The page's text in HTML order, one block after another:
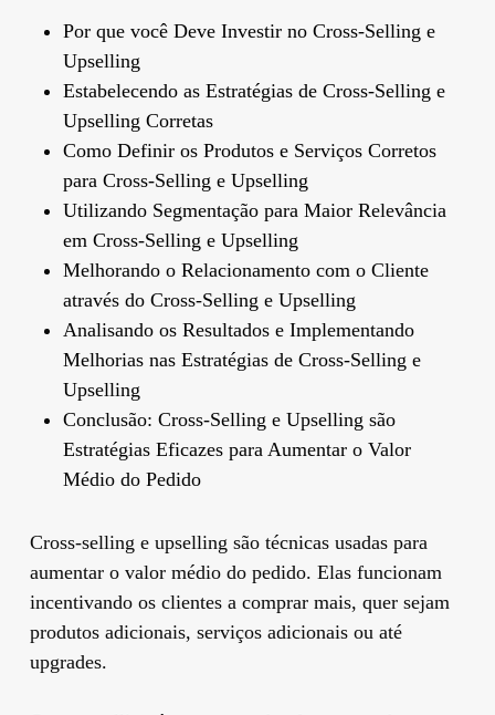
Por que você Deve Investir no Cross-Selling e
Upselling
Estabelecendo as Estratégias de Cross-Selling e
Upselling Corretas
Como Definir os Produtos e Serviços Corretos
para Cross-Selling e Upselling
Utilizando Segmentação para Maior Relevância
em Cross-Selling e Upselling
Melhorando o Relacionamento com o Cliente
através do Cross-Selling e Upselling
Analisando os Resultados e Implementando
Melhorias nas Estratégias de Cross-Selling e
Upselling
Conclusão: Cross-Selling e Upselling são
Estratégias Eficazes para Aumentar o Valor
Médio do Pedido
Cross-selling e upselling são técnicas usadas para
aumentar o valor médio do pedido. Elas funcionam
incentivando os clientes a comprar mais, quer sejam
produtos adicionais, serviços adicionais ou até
upgrades.